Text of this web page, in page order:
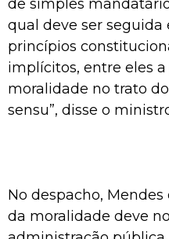
de simples
qual deve ser seguida
princípios
implícitos, entre eles
moralidade no trato
sensu”, disse o
No despacho,
da moralidade deve